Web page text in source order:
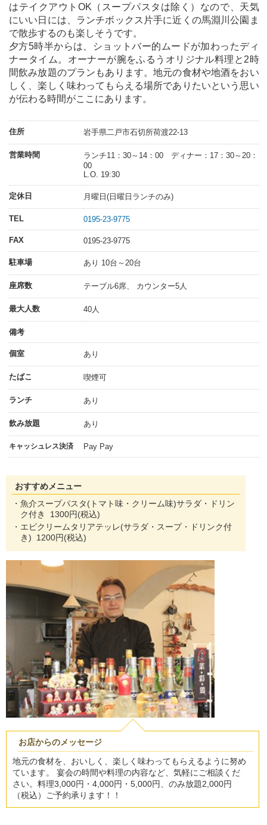
はテイクアウトOK（スープパスタは除く）なので、天気
にいい日には、ランチボックス片手に近くの馬淵川公園ま
で散歩するのも楽しそうです。
夕方5時半からは、ショットバー的ムードが加わったディ
ナータイム。オーナーが腕をふるうオリジナル料理と2時
間飲み放題のプランもあります。地元の食材や地酒をおい
しく、楽しく味わってもらえる場所でありたいという思い
が伝わる時間がここにあります。
住所 岩手県二戸市石切所荷渡22-13
営業時間
ランチ11：30～14：00 ディナー：17：30～20：
00
L.O. 19:30
定休日 月曜日(日曜日ランチのみ)
TEL 0195-23-9775
FAX 0195-23-9775
駐車場 あり 10台～20台
座席数 テーブル6席、 カウンター5人
最大人数 40人
備考
個室 あり
たばこ 喫煙可
ランチ あり
飲み放題 あり
キャッシュレス決済 Pay Pay
おすすめメニュー
・魚介スープパスタ(トマト味・クリーム味)サラダ・ドリン
ク付き 1300円(税込)
・エビクリームタリアテッレ(サラダ・スープ・ドリンク付
き) 1200円(税込)
お店からのメッセージ
地元の食材を、おいしく、楽しく味わってもらえるように努め
ています。 宴会の時間や料理の内容など、気軽にご相談くだ
さい。料理3,000円・4,000円・5,000円、のみ放題2,000円
（税込）ご予約承ります！！